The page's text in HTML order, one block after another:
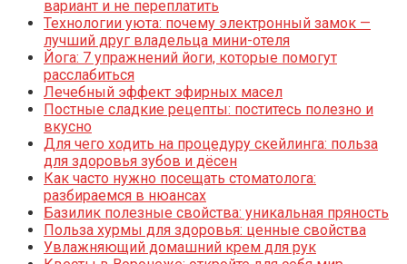
вариант и не переплатить
Технологии уюта: почему электронный замок —
лучший друг владельца мини-отеля
Йога: 7 упражнений йоги, которые помогут
расслабиться
Лечебный эффект эфирных масел
Постные сладкие рецепты: поститесь полезно и
вкусно
Для чего ходить на процедуру скейлинга: польза
для здоровья зубов и дёсен
Как часто нужно посещать стоматолога:
разбираемся в нюансах
Базилик полезные свойства: уникальная пряность
Польза хурмы для здоровья: ценные свойства
Увлажняющий домашний крем для рук